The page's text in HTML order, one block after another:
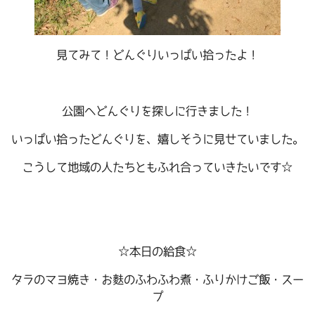
見てみて！どんぐりいっぱい拾ったよ！
公園へどんぐりを探しに行きました！
いっぱい拾ったどんぐりを、嬉しそうに見せていました。
こうして地域の人たちともふれ合っていきたいです☆
☆本日の給食☆
タラのマヨ焼き・お麩のふわふわ煮・ふりかけご飯・スー
プ